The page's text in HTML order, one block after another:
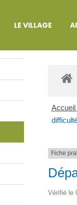
LE VILLAGE
Accueil
Fiche
Vérifié le